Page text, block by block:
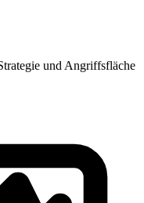
und Angriffsfläche